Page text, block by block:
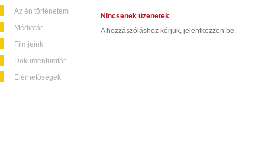
Az én történetem
Médiatár
Filmjeink
Dokumentumtár
Elérhetőségek
Nincsenek üzenetek
A hozzászóláshoz kérjük, jelentkezzen be.